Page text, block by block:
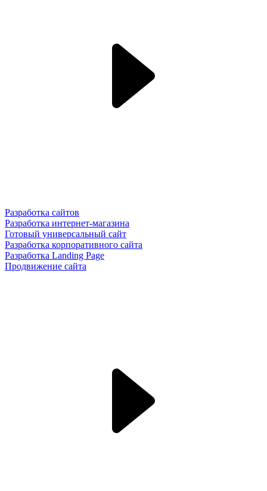
Разработка сайтов
Разработка интернет-магазина
Готовый универсальный сайт
Разработка корпоративного сайта
Разработка Landing Page
Продвижение сайта